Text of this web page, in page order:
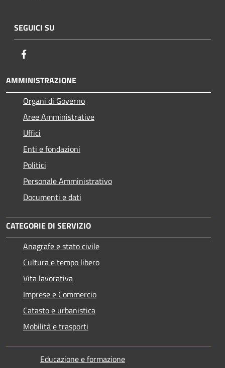
SEGUICI SU
AMMINISTRAZIONE
Organi di Governo
Aree Amministrative
Uffici
Enti e fondazioni
Politici
Personale Amministrativo
Documenti e dati
CATEGORIE DI SERVIZIO
Anagrafe e stato civile
Cultura e tempo libero
Vita lavorativa
Imprese e Commercio
Catasto e urbanistica
Mobilità e trasporti
Educazione e formazione